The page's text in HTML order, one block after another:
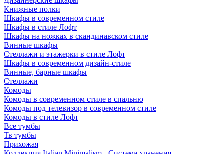
Книжные полки
Шкафы в современном стиле
Шкафы в стиле Лофт
Шкафы на ножках в скандинавском стиле
Винные шкафы
Стеллажи и этажерки в стиле Лофт
Шкафы в современном дизайн-стиле
Винные, барные шкафы
Стеллажи
Комоды
Комоды в современном стиле в спальню
Комоды под телевизор в современном стиле
Комоды в стиле Лофт
Все тумбы
Тв тумбы
Прихожая